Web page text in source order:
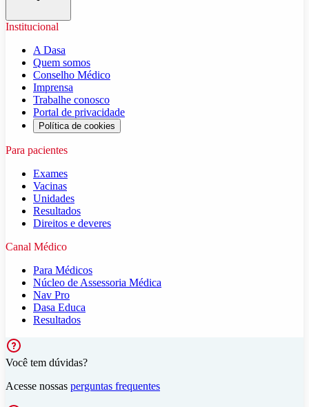
Institucional
A Dasa
Quem somos
Conselho Médico
Imprensa
Trabalhe conosco
Portal de privacidade
Política de cookies
Para pacientes
Exames
Vacinas
Unidades
Resultados
Direitos e deveres
Canal Médico
Para Médicos
Núcleo de Assessoria Médica
Nav Pro
Dasa Educa
Resultados
Você tem dúvidas?
Acesse nossas perguntas frequentes